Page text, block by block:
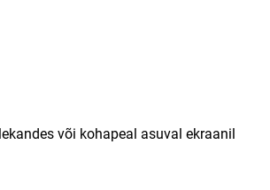
või kohapeal asuval ekraanil